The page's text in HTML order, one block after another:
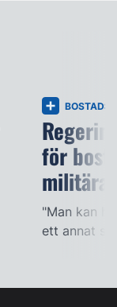
för
militära
"Man kan
ett annat